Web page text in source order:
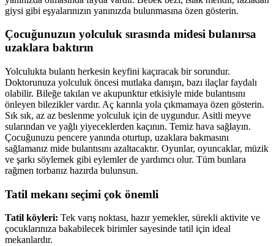
giysi gibi eşyalarınızın yanınızda bulunmasına özen gösterin.
Çocuğunuzun yolculuk sırasında midesi bulanırsa
uzaklara baktırın
Yolculukta bulantı herkesin keyfini kaçıracak bir sorundur.
Doktorunuza yolculuk öncesi mutlaka danışın, bazı ilaçlar faydalı
olabilir. Bileğe takılan ve akupunktur etkisiyle mide bulantısını
önleyen bilezikler vardır. Aç karınla yola çıkmamaya özen gösterin.
Sık sık, az az beslenme yolculuk için de uygundur. Asitli meyve
sularından ve yağlı yiyeceklerden kaçının. Temiz hava sağlayın.
Çocuğunuzu pencere yanında oturtup, uzaklara bakmasını
sağlamanız mide bulantısını azaltacaktır. Oyunlar, oyuncaklar, müzik
ve şarkı söylemek gibi eylemler de yardımcı olur. Tüm bunlara
rağmen torbanız hazırda bulunsun.
Tatil mekanı seçimi çok önemli
Tatil köyleri: Tek varış noktası, hazır yemekler, sürekli aktivite ve
çocuklarınıza bakabilecek birimler sayesinde tatil için ideal
mekanlardır.